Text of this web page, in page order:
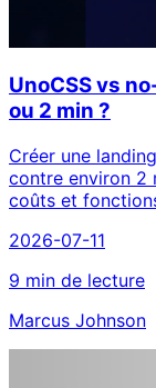
UnoCSS vs
ou 2 min ?
Créer une
contre environ 2
coûts et
2026-07-11
9 min de lecture
Marcus Johnson